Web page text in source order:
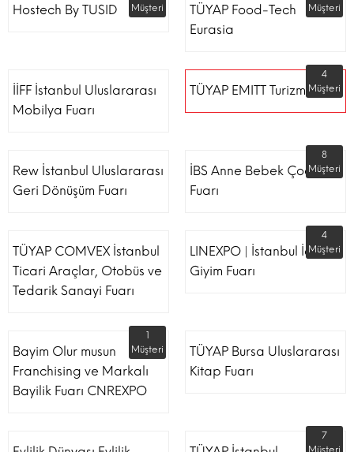
Hostech By TUSID
Müşteri
TÜYAP Food-Tech
Eurasia
Müşteri
İİFF İstanbul Uluslararası
Mobilya Fuarı
TÜYAP EMITT Turizm Fuarı
4
Müşteri
Rew İstanbul Uluslararası
Geri Dönüşüm Fuarı
İBS Anne Bebek Çocuk
Fuarı
8
Müşteri
TÜYAP COMVEX İstanbul
Ticari Araçlar, Otobüs ve
Tedarik Sanayi Fuarı
LINEXPO | İstanbul İç
Giyim Fuarı
4
Müşteri
Bayim Olur musun
Franchising ve Markalı
Bayilik Fuarı CNREXPO
1
Müşteri
TÜYAP Bursa Uluslararası
Kitap Fuarı
7
Müşteri